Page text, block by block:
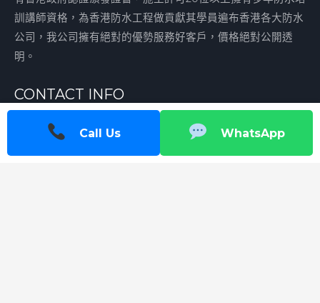
訓講師資格，為香港防水工程做貢獻其學員遍布香港各大防水
公司，我公司擁有絕對的優勢服務好客戶，價格絕對公開透
明。
CONTACT INFO
香港九龍長沙灣順寧道283號順寧苑30樓
Call Us WhatsApp